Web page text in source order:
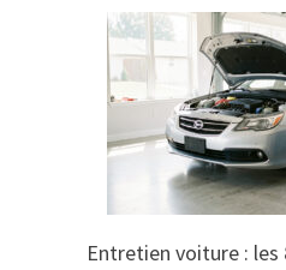
Entretien voiture :